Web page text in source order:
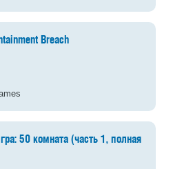
Breach
50 комната (часть 1, полная